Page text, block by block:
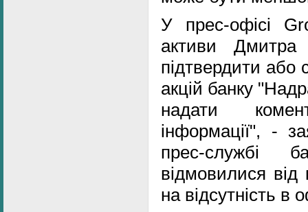
У прес-офісі
активи Дмитра
підтвердити або
акцій банку
надати
інформації", -
прес-службі
відмовилися
на відсутність в